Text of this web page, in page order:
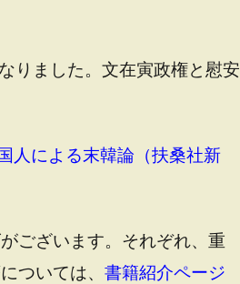
りました。文在寅政権と慰安
人による末韓論（扶桑社新
ございます。それぞれ、重
ついては、 書籍紹介ページ